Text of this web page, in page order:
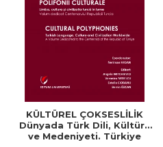
KÜLTÜREL ÇOKSESLİLİK
Dünyada Türk Dili, Kültürü
ve Medeniyeti. Türkiye